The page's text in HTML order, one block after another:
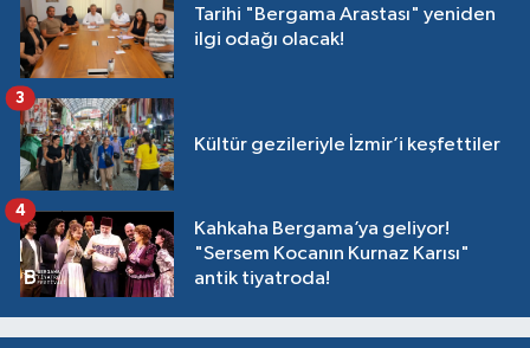
Tarihi "Bergama Arastası" yeniden
ilgi odağı olacak!
Kültür gezileriyle İzmir’i keşfettiler
3
Kahkaha Bergama’ya geliyor!
"Sersem Kocanın Kurnaz Karısı"
antik tiyatroda!
4